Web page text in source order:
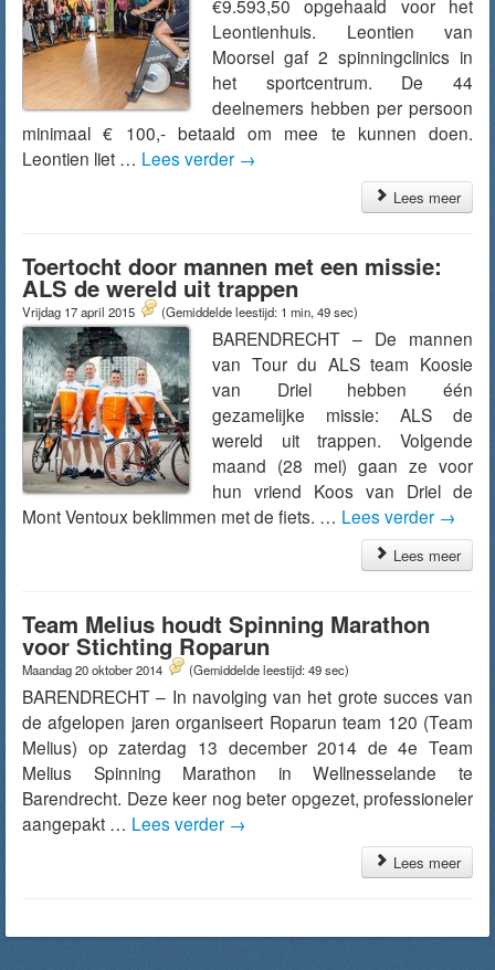
€9.593,50 opgehaald voor het
Leontienhuis. Leontien van
Moorsel gaf 2 spinningclinics in
het sportcentrum. De 44
deelnemers hebben per persoon
minimaal € 100,- betaald om mee te kunnen doen.
Leontien liet … Lees verder →
Lees meer
Toertocht door mannen met een missie:
ALS de wereld uit trappen
Vrijdag 17 april 2015 (Gemiddelde leestijd: 1 min, 49 sec)
BARENDRECHT – De mannen
van Tour du ALS team Koosie
van Driel hebben één
gezamelijke missie: ALS de
wereld uit trappen. Volgende
maand (28 mei) gaan ze voor
hun vriend Koos van Driel de
Mont Ventoux beklimmen met de fiets. … Lees verder →
Lees meer
Team Melius houdt Spinning Marathon
voor Stichting Roparun
Maandag 20 oktober 2014 (Gemiddelde leestijd: 49 sec)
BARENDRECHT – In navolging van het grote succes van
de afgelopen jaren organiseert Roparun team 120 (Team
Melius) op zaterdag 13 december 2014 de 4e Team
Melius Spinning Marathon in Wellnesselande te
Barendrecht. Deze keer nog beter opgezet, professioneler
aangepakt … Lees verder →
Lees meer